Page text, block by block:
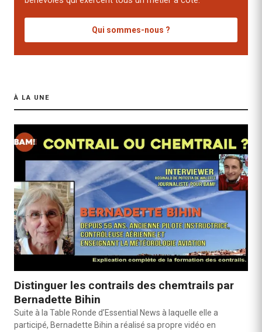
Qui sommes-nous ?
À LA UNE
Distinguer les contrails des chemtrails par
Bernadette Bihin
Suite à la Table Ronde d’Essential News à laquelle elle a
participé, Bernadette Bihin a réalisé sa propre vidéo en